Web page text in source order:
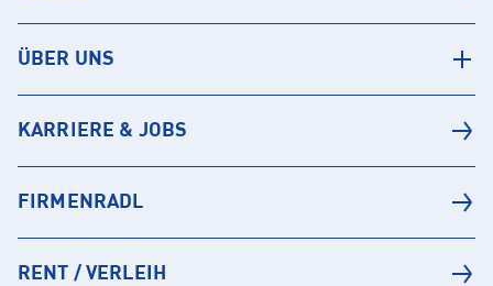
ÜBER UNS
KARRIERE & JOBS
FIRMENRADL
RENT / VERLEIH